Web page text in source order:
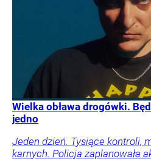
Wielka obława drogówki.
jedno
Jeden dzień. Tysiące kontroli,
karnych. Policja zaplanowała